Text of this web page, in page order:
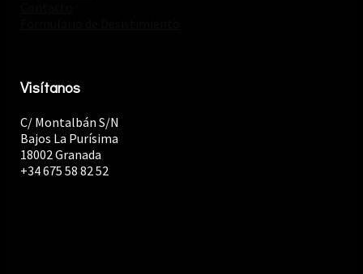
Visítanos
C/ Montalbán S/N
Bajos La Purísima
18002 Granada
+34 675 58 82 52